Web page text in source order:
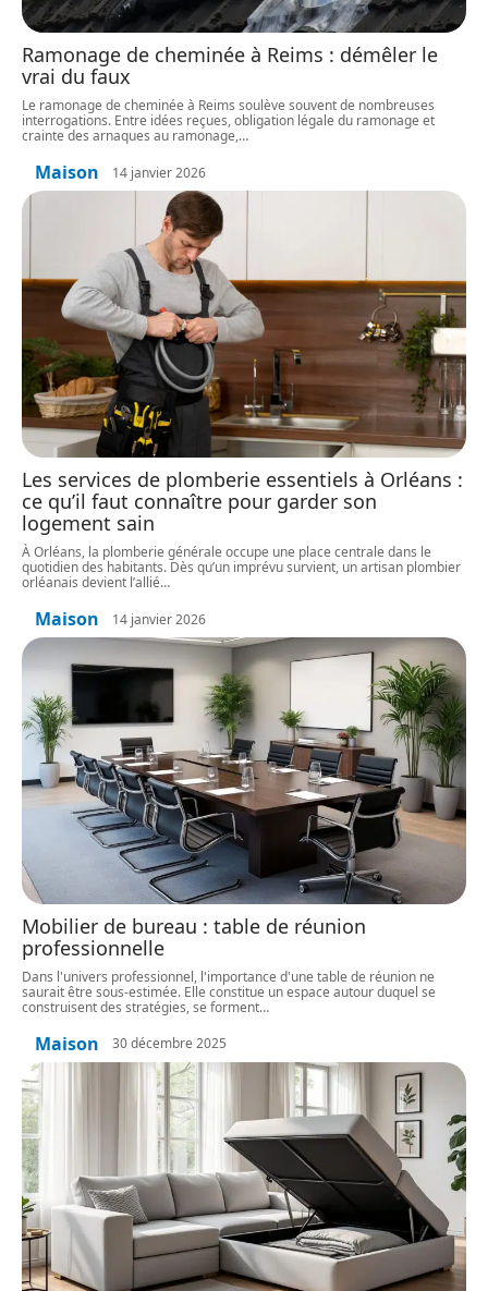
Ramonage de cheminée à Reims : démêler le
vrai du faux
Le ramonage de cheminée à Reims soulève souvent de nombreuses
interrogations. Entre idées reçues, obligation légale du ramonage et
crainte des arnaques au ramonage,…
Maison 14 janvier 2026
Les services de plomberie essentiels à Orléans :
ce qu’il faut connaître pour garder son
logement sain
À Orléans, la plomberie générale occupe une place centrale dans le
quotidien des habitants. Dès qu’un imprévu survient, un artisan plombier
orléanais devient l’allié…
Maison 14 janvier 2026
Mobilier de bureau : table de réunion
professionnelle
Dans l'univers professionnel, l'importance d'une table de réunion ne
saurait être sous-estimée. Elle constitue un espace autour duquel se
construisent des stratégies, se forment…
Maison 30 décembre 2025